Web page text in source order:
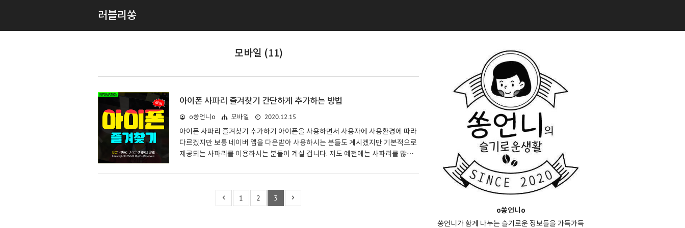
러블리쏭
모바일 (11)
아이폰 사파리 즐겨찾기 간단하게 추가하는 방법
o쏭언니o 모바일
2020.12.15
아이폰 사파리 즐겨찾기 추가하기 아이폰을 사용하면서 사용자에 사용환경에 따라
다르겠지만 보통 네이버 앱을 다운받아 사용하시는 분들도 계시겠지만 기본적으로
제공되는 사파리를 이용하시는 분들이 계실 겁니다. 저도 예전에는 사파리를 많이
즐겨찾기 기능을 이용하여 유용하게 쓰곤 한답니다. 위 사진에서 보듯이 아이폰 사
검색할 필요 없이 몇번의 클릭만으로도 손쉽게 들어갈 수 있으니 사용법을 익혀 두
1 2 3
o쏭언니o
쏭언니가 함게 나누는 슬기로운 정보들을 가득가득